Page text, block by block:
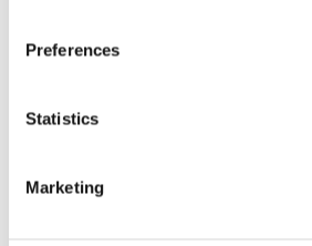
Preferences
Statistics
Marketing